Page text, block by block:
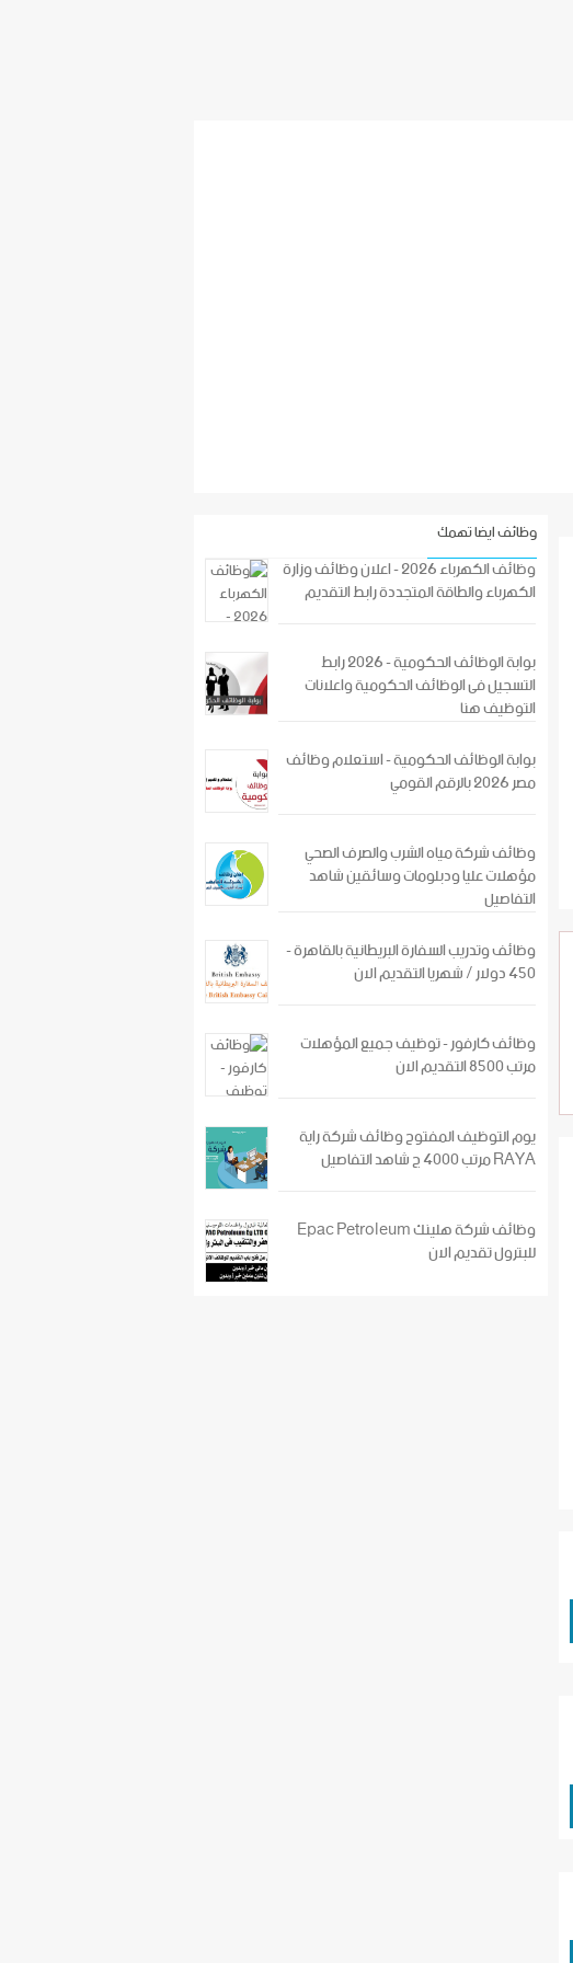
وظائف ايضا تهمك
وظائف الكهرباء 2026 - اعلان وظائف وزارة
الكهرباء والطاقة المتجددة رابط التقديم
بوابة الوظائف الحكومية - 2026 رابط
التسجيل فى الوظائف الحكومية واعلانات
التوظيف هنا
بوابة الوظائف الحكومية - استعلام وظائف
مصر 2026 بالرقم القومي
وظائف شركة مياه الشرب والصرف الصحي
مؤهلات عليا ودبلومات وسائقين شاهد
التفاصيل
وظائف وتدريب السفارة البريطانية بالقاهرة -
450 دولار / شهريا التقديم الان
وظائف كارفور - توظيف جميع المؤهلات
مرتب 8500 التقديم الان
يوم التوظيف المفتوح وظائف شركة راية
RAYA مرتب 4000 ج شاهد التفاصيل
وظائف شركة هلينك Epac Petroleum
للبترول تقديم الان